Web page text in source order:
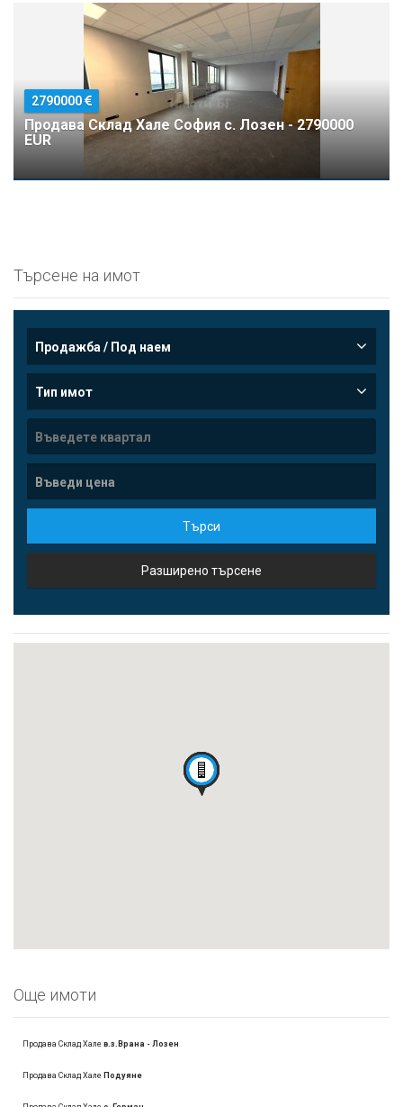
2790000
Продава Склад Хале София с. Лозен - 2790000
EUR
Търсене на имот
Продажба / Под наем
Тип имот
Търси
Разширено търсене
Още имоти
Продава Склад Хале в.з.Врана - Лозен
Продава Склад Хале Подуяне